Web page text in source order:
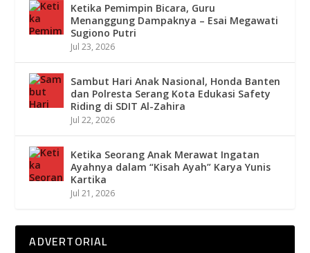
Ketika Pemimpin Bicara, Guru
Menanggung Dampaknya – Esai Megawati
Sugiono Putri
Jul 23, 2026
Sambut Hari Anak Nasional, Honda Banten
dan Polresta Serang Kota Edukasi Safety
Riding di SDIT Al-Zahira
Jul 22, 2026
Ketika Seorang Anak Merawat Ingatan
Ayahnya dalam “Kisah Ayah” Karya Yunis
Kartika
Jul 21, 2026
ADVERTORIAL